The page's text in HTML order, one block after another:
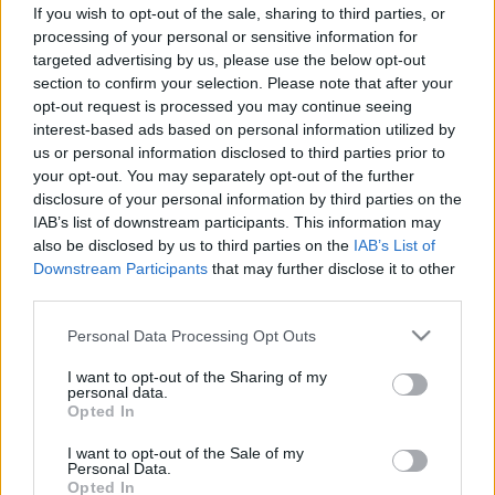
If you wish to opt-out of the sale, sharing to third parties, or
processing of your personal or sensitive information for
targeted advertising by us, please use the below opt-out
section to confirm your selection. Please note that after your
opt-out request is processed you may continue seeing
interest-based ads based on personal information utilized by
us or personal information disclosed to third parties prior to
your opt-out. You may separately opt-out of the further
disclosure of your personal information by third parties on the
IAB’s list of downstream participants. This information may
also be disclosed by us to third parties on the IAB’s List of
Downstream Participants that may further disclose it to other
Please note that this website/app uses one or more Google
not limited to your visit or usage behaviour. You may click to
grant or deny consent to Google and its third-party tags to
use your data for below specified purposes in below Google
consent section.
Personal Data Processing Opt Outs
I want to opt-out of the Sharing of my
personal data.
Opted In
I want to opt-out of the Sale of my
Personal Data.
Opted In